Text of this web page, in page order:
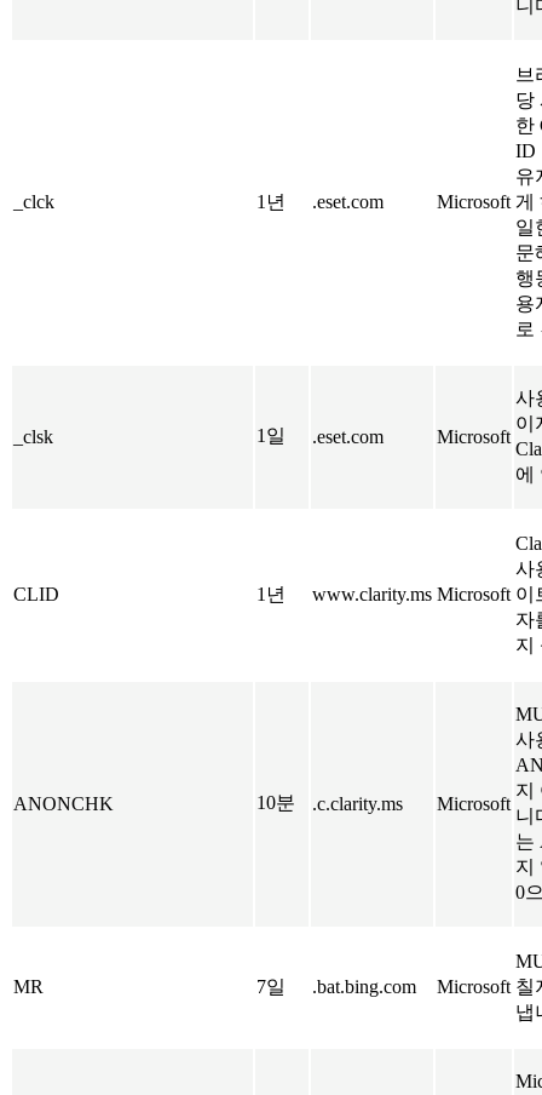
니
_clck 1년 .eset.com Microsoft
브
당
한
ID
유
게
일
문
행
용
로
_clsk 1일 .eset.com Microsoft
사
이
에
CLID 1년 www.clarity.ms Microsoft
사
이
자
지
ANONCHK 10분 .c.clarity.ms Microsoft
사
지
니
는
지
0
MR 7일 .bat.bing.com Microsoft 칠
냅